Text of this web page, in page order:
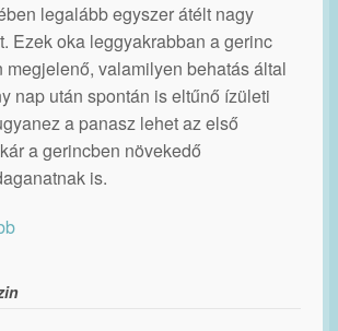
legalább egyszer átélt nagy
Ezek oka leggyakrabban a gerinc
megjelenő, valamilyen behatás által
nap után spontán is eltűnő ízületi
a panasz lehet az első
a gerincben növekedő
is.